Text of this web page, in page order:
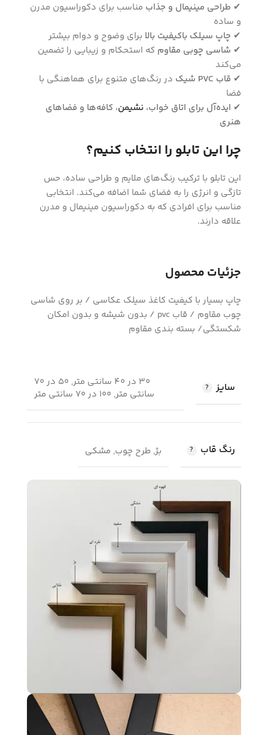
✔ طراحی مینیمال و جذاب مناسب برای دکوراسیون مدرن
و ساده
✔ چاپ سیلک باکیفیت بالا برای وضوح و دوام بیشتر
✔ شاسی چوبی مقاوم که استحکام و زیبایی را تضمین
می‌کند
✔ قاب PVC شیک
در رنگ‌های متنوع برای هماهنگی با
فضا
✔ ایده‌آل برای اتاق خواب، نشیمن، کافه‌ها و فضاهای
هنری
چرا این تابلو را انتخاب کنیم؟
این تابلو با ترکیب رنگ‌های ملایم و طراحی ساده، حس
تازگی و انرژی را به فضای شما اضافه می‌کند. انتخابی
مناسب برای افرادی که به دکوراسیون مینیمال و مدرن
علاقه دارند.
جزئیات محصول
چاپ بسیار با کیفیت کاغذ سیلک عکاسی / بر روی شاسی
چوب مقاوم / قاب pvc / بدون شیشه و بدون امکان
شکستگی/ بسته بندی مقاوم
سایز
30 در 40 سانتی متر, 50 در 70
سانتی متر, 100 در 70 سانتی متر
رنگ قاب بژ, طرح چوب, مشکی